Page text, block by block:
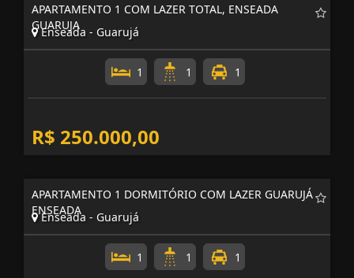
APARTAMENTO 1 COM LAZER TOTAL, ENSEADA
GUARUJA
Enseada - Guarujá
1 1 1
R$ 250.000,00
APARTAMENTO 1 DORMITÓRIO COM LAZER GUARUJÁ
ENSEADA
Enseada - Guarujá
1 1 1